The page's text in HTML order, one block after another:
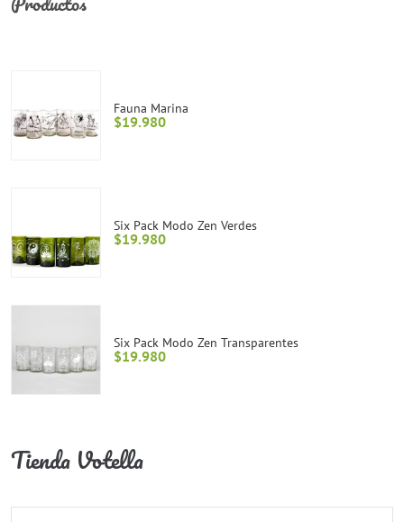
Fauna Marina
$19.980
Six Pack Modo Zen Verdes
$19.980
Six Pack Modo Zen Transparentes
$19.980
Tienda Votella